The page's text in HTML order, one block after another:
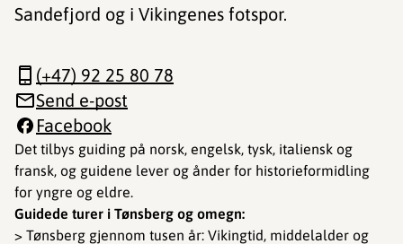
Sandefjord og i Vikingenes fotspor.
Det tilbys guiding på norsk, engelsk, tysk, italiensk og
fransk, og guidene lever og ånder for historieformidling
for yngre og eldre.
Guidede turer i Tønsberg og omegn:
> Tønsberg gjennom tusen år: Vikingtid, middelalder og
(+47) 92 25 80 78
Send e-post
Facebook